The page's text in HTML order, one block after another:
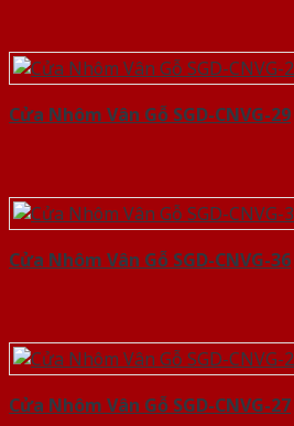
Cửa Nhôm Vân Gỗ SGD-CNVG-29
Cửa Nhôm Vân Gỗ SGD-CNVG-36
Cửa Nhôm Vân Gỗ SGD-CNVG-27